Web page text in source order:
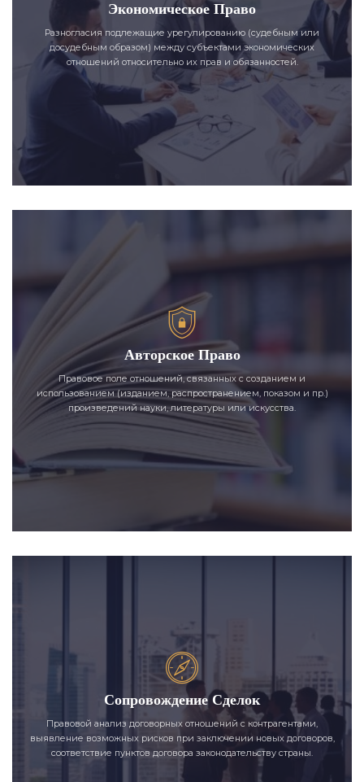
Экономическое Право
Разногласия подлежащие урегулированию (судебным или
досудебным образом) между субъектами экономических
отношений относительно их прав и обязанностей.
Авторское Право
Правовое поле отношений, связанных с созданием и
использованием (изданием, распространением, показом и пр.)
произведений науки, литературы или искусства.
Сопровождение Сделок
Правовой анализ договорных отношений с контрагентами,
выявление возможных рисков при заключении новых договоров,
соответствие пунктов договора законодательству страны.